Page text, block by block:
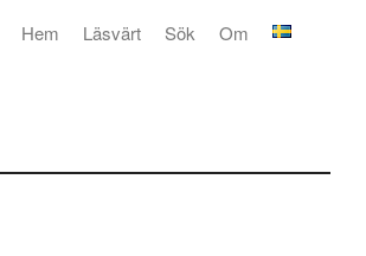
Om
Sök
Läsvärt
Hem